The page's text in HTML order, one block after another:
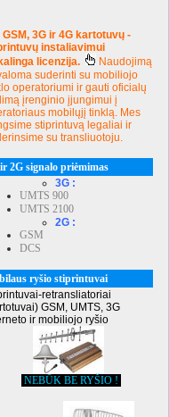
GSM, 3G ir 4G kartotuvų -
instaliavimui
licenzija.
Naudojimą
suderinti su mobiliojo
operatoriumi ir gauti oficialų
įrenginio įjungimui į
mobilųjį tinklą. Mes
stiprintuvą legaliai ir
su transliuotoju.
2G signalo priėmimas
3G :
UMTS 900
UMTS 2100
2G :
GSM
DCS
ryšio stiprintuvai
retransliatoriai
GSM, UMTS, 3G
ir mobiliojo ryšio
NEBŪK BE RYŠIO !